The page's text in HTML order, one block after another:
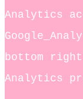
Analytics
bottom
Analytics